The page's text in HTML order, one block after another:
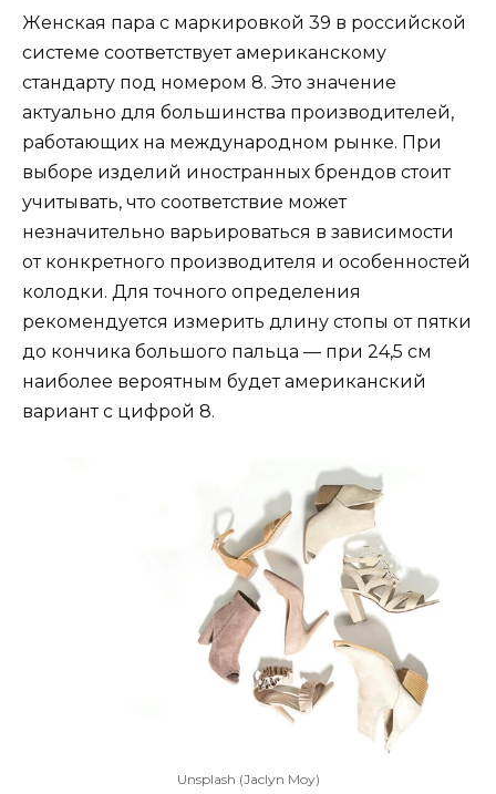
Женская пара с маркировкой 39 в российской
системе соответствует американскому
стандарту под номером 8. Это значение
актуально для большинства производителей,
работающих на международном рынке. При
выборе изделий иностранных брендов стоит
учитывать, что соответствие может
незначительно варьироваться в зависимости
от конкретного производителя и особенностей
колодки. Для точного определения
рекомендуется измерить длину стопы от пятки
до кончика большого пальца — при 24,5 см
наиболее вероятным будет американский
вариант с цифрой 8.
Unsplash (Jaclyn Moy)